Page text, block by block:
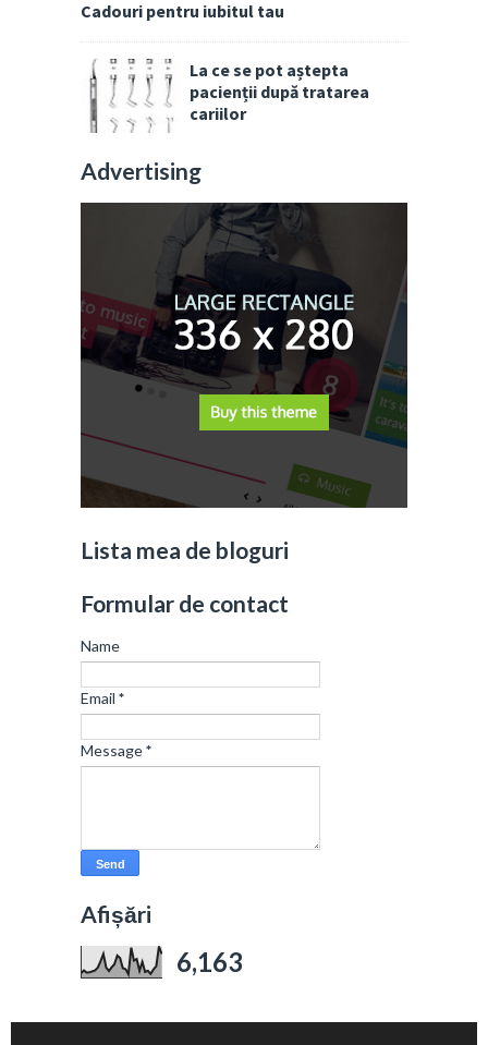
Cadouri pentru iubitul tau
La ce se pot aștepta
pacienții după tratarea
cariilor
Advertising
Lista mea de bloguri
Formular de contact
Name
Email *
Message*
Afișări
6,163